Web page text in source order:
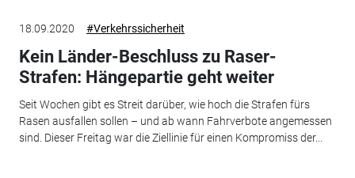
18.09.2020 #Verkehrssicherheit
Kein Länder-Beschluss zu Raser-
Strafen: Hängepartie geht weiter
Seit Wochen gibt es Streit darüber, wie hoch die Strafen fürs
Rasen ausfallen sollen – und ab wann Fahrverbote angemessen
sind. Dieser Freitag war die Ziellinie für einen Kompromiss der...